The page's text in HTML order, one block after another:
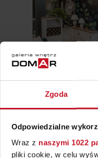
Zgoda
Odpowiedzialne
Wraz z naszymi 1022
pliki cookie, w celu